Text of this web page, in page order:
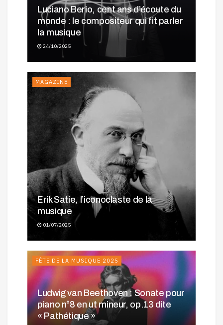
Luciano Berio, cent ans d’écoute du
monde : le compositeur qui fit parler
la musique
24/10/2025
MAGAZINE
Erik Satie, l’iconoclaste de la
musique
01/07/2025
FÊTE DE LA MUSIQUE 2025
Ludwig van Beethoven : Sonate pour
piano n°8 en ut mineur, op.13 dite
« Pathétique »